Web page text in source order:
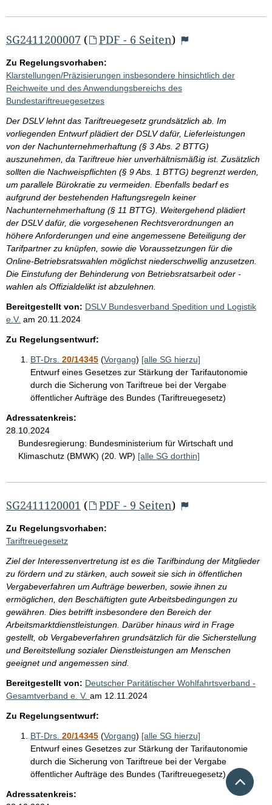
SG2411200007 ( PDF - 6 Seiten)
Zu Regelungsvorhaben:
Klarstellungen/Präzisierungen insbesondere hinsichtlich der
Reichweite und des Anwendungsbereichs des
Bundestariftreuegesetzes
Der DSLV lehnt das Tariftreuegesetz grundsätzlich ab. Im
vorliegenden Entwurf plädiert der DSLV dafür, Lieferleistungen
von der Nachunternehmerhaftung (§ 3 Abs. 2 BTTG)
auszunehmen, da Tariftreue hier unverhältnismäßig ist. Zusätzlich
sollten die Nachweispflichten (§ 9 Abs. 1 BTTG) begrenzt werden,
um parallele Bürokratie zu vermeiden. Ebenfalls bedarf es
aufgrund der bestehenden Haftungsregeln keiner
Nachunternehmerhaftung (§ 11 BTTG). Weitergehend plädiert
der DSLV dafür, die vorgesehenen Rechtsverordnungen an
höhere Anforderungen und eine angemessene Beteiligung der
Tarifpartner zu knüpfen, sowie die Voraussetzungen für die
Online-Betriebsratswahlen möglichst niederschwellig anzusetzen.
Die Einstufung der Behinderung von Betriebsratsarbeit oder -
wahlen als Offizialdelikt ist abzulehnen.
Bereitgestellt von: DSLV Bundesverband Spedition und Logistik
e.V. am 20.11.2024
Zu Regelungsentwurf:
BT-Drs. 20/14345 (Vorgang) [alle SG hierzu]
Entwurf eines Gesetzes zur Stärkung der Tarifautonomie
durch die Sicherung von Tariftreue bei der Vergabe
öffentlicher Aufträge des Bundes (Tariftreuegesetz)
Adressatenkreis:
28.10.2024
Bundesregierung: Bundesministerium für Wirtschaft und
Klimaschutz (BMWK) (20. WP) [alle SG dorthin]
SG2411120001 ( PDF - 9 Seiten)
Zu Regelungsvorhaben:
Tariftreuegesetz
Ziel der Interessenvertretung ist es die Tarifbindung der Mitglieder
zu fördern und zu stärken, auch soweit sie sich in öffentlichen
Vergabeverfahren um Aufträge bewerben, sowie ihnen zu
ermöglichen, den Beschäftigten gute Arbeitsbedingungen zu
gewähren. Dies betrifft insbesondere den Bereich der
Arbeitsmarktdienstleistungen. Darüber hinaus wird in Frage
gestellt, ob Vergabeverfahren grundsätzlich für die Sicherstellung
und Bereitstellung sozialer Dienstleistungen am Menschen
geeignet und angemessen sind.
Bereitgestellt von: Deutscher Paritätischer Wohlfahrtsverband -
Gesamtverband e. V. am 12.11.2024
Zu Regelungsentwurf:
BT-Drs. 20/14345 (Vorgang) [alle SG hierzu]
Entwurf eines Gesetzes zur Stärkung der Tarifautonomie
durch die Sicherung von Tariftreue bei der Vergabe
öffentlicher Aufträge des Bundes (Tariftreuegesetz)
Adressatenkreis: